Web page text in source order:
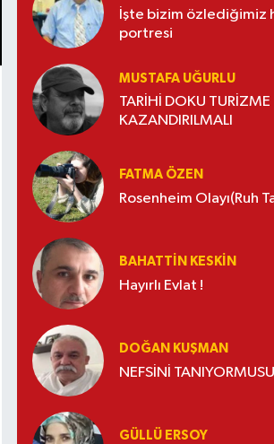
İşte bizim özlediğimiz
portresi
MUSTAFA UĞURLU
TARİHİ DOKU TURİZME
KAZANDIRILMALI
FATMA ÖZEN
Rosenheim Olayı(Ruh
BAHATTIN KESKİN
Hayırlı Evlat !
DOĞAN KUŞMAN
NEFSİNİ
GÜLLÜ ERSOY